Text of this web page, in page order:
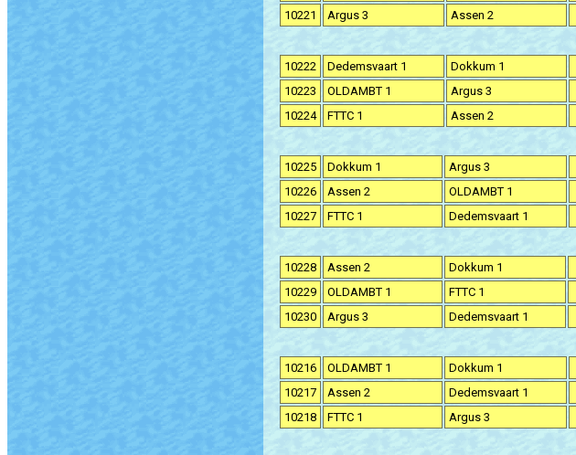
10221
Argus 3 Assen 2
10222 Dedemsvaart 1 Dokkum 1
10223
OLDAMBT 1 Argus 3
10224
FTTC 1 Assen 2
10225 Dokkum 1 Argus 3
10226
Assen 2 OLDAMBT 1
10227
FTTC 1 Dedemsvaart 1
10228 Assen 2 Dokkum 1
10229
OLDAMBT 1 FTTC 1
10230
Argus 3 Dedemsvaart 1
10216 OLDAMBT 1 Dokkum 1
10217
Assen 2 Dedemsvaart 1
10218
FTTC 1 Argus 3